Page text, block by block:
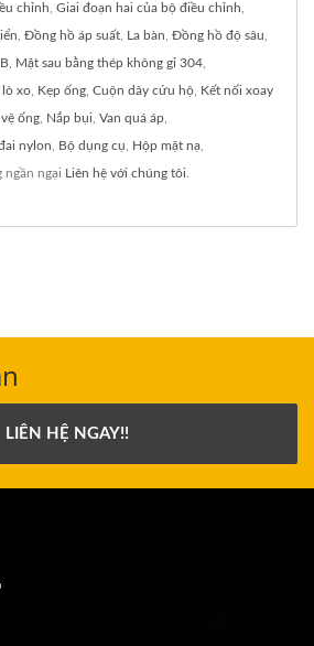
chỉnh Giai đoạn hai của bộ điều chỉnh
Đồng hồ áp suất La bàn Đồng hồ độ sâu
Mặt sau bằng thép không gỉ 304
lò xo Kẹp ống Cuộn dây cứu hộ Kết nối xoay
ống Nắp bụi Van quá áp
nylon Bộ dụng cụ Hộp mặt nạ
ngần ngại Liên hệ với chúng tôi
LIÊN HỆ NGAY!!